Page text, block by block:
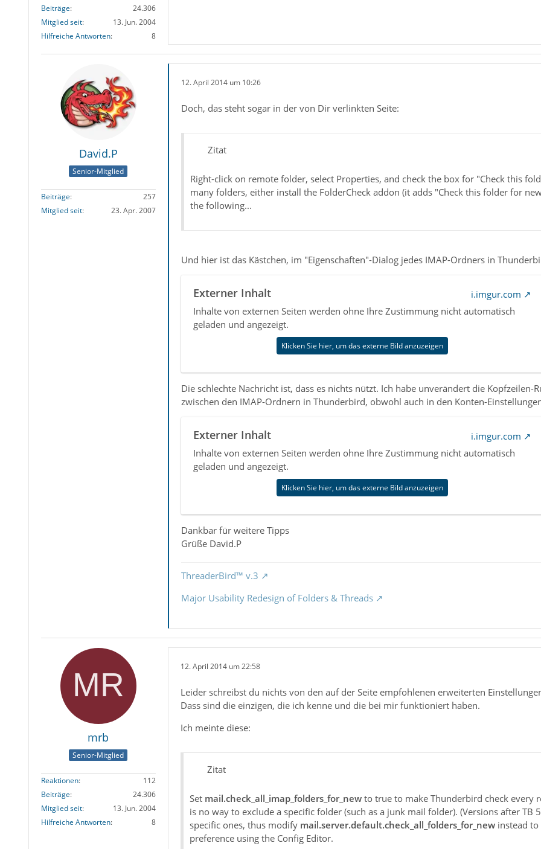
Beiträge
24.306
Mitglied seit
13. Jun. 2004
Hilfreiche Antworten
8
David.P
Senior-Mitglied
Beiträge
257
Mitglied seit
23. Apr. 2007
12. April 2014 um 10:26
Doch, das steht sogar in der von Dir verlinkten Seite:
Zitat
Right-click on remote folder, select Properties, and check the box for "Check this
many folders, either install the FolderCheck addon (it adds "Check this folder for
the following...
Und hier ist das Kästchen, im "Eigenschaften"-Dialog jedes IMAP-Ordners in
Externer Inhalt
i.imgur.com
Inhalte von externen Seiten werden ohne Ihre Zustimmung nicht automatisch
geladen und angezeigt.
Klicken Sie hier, um das externe Bild anzuzeigen
Die schlechte Nachricht ist, dass es nichts nützt. Ich habe unverändert die
zwischen den IMAP-Ordnern in Thunderbird, obwohl auch in den Konten-
Externer Inhalt
i.imgur.com
Inhalte von externen Seiten werden ohne Ihre Zustimmung nicht automatisch
geladen und angezeigt.
Klicken Sie hier, um das externe Bild anzuzeigen
Dankbar für weitere Tipps
Grüße David.P
ThreaderBird™ v.3
Major Usability Redesign of Folders & Threads
mrb
Senior-Mitglied
Reaktionen
112
Beiträge
24.306
Mitglied seit
13. Jun. 2004
Hilfreiche Antworten
8
12. April 2014 um 22:58
Leider schreibst du nichts von den auf der Seite empfohlenen erweiterten
Dass sind die einzigen, die ich kenne und die bei mir funktioniert haben.
Ich meinte diese:
Zitat
Set mail.check_all_imap_folders_for_newto true to make Thunderbird check every
is no way to exclude a specific folder (such as a junk mail folder). (Versions after
specific ones, thus modifymail.server.default.check_all_folders_for_new instead
preference using the Config Editor.